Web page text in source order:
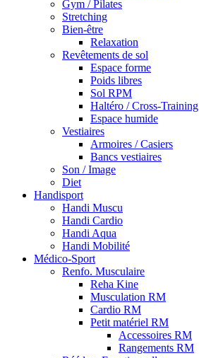
Gym / Pilates
Stretching
Bien-être
Relaxation
Revêtements de sol
Espace forme
Poids libres
Sol RPM
Haltéro / Cross-Training
Espace humide
Vestiaires
Armoires / Casiers
Bancs vestiaires
Son / Image
Diet
Handisport
Handi Muscu
Handi Cardio
Handi Aqua
Handi Mobilité
Médico-Sport
Renfo. Musculaire
Reha Kine
Musculation RM
Cardio RM
Petit matériel RM
Accessoires RM
Rangements RM